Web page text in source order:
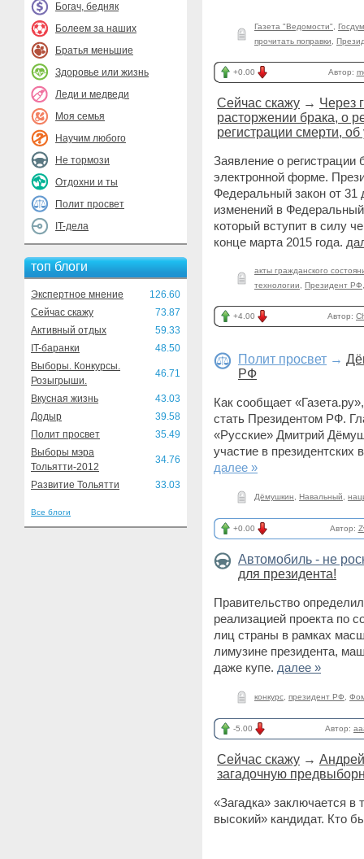
Богач, бедняк
Болеем за наших
Братья меньшие
Здоровье или жизнь
Леди и медведи
Моя семья
Научим любого
Не тормози
Отдохни и ты
Полит просвет
IT-дела
топ блоги
Экспертное мнение
126.60
Сейчас скажу
73.87
Активный отдых
59.33
IT-баранки
48.50
Выборы. Конкурсы.
Розыгрыши.
46.71
Вкусная жизнь
43.03
Додыр
39.58
Полит просвет
35.49
Выборы мэра
Тольятти-2012
34.76
Развитие Тольятти 33.03
Все блоги
Газета "Ведомости"
прочитать поправки
+0.00 Автор:
Сейчас скажу → Через
расторжении брака, о
регистрации смерти,
Заявление о
электронной форме.
Федеральный закон от
изменений в Федеральный
который вступит в силу
конце марта 2015 года.
акты гражданского
технологии
Президент РФ
+4.00 Автор:
Полит просвет →
РФ
Как сообщает
стать Президентом РФ.
«Русские» Дмитрий
участие в президентских
далее »
Дёмушкин Навальный
+0.00 Автор:
Автомобиль - не
для президента!
Правительство
реализацией проекта по
лиц страны в рамках
лимузине президента,
даже купе. далее »
конкурс президент РФ
-5.00 Автор:
Сейчас скажу →
загадочную
«Загадка» заключается в
высокий» кандидат. Кто